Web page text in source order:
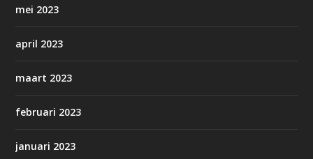
mei 2023
april 2023
maart 2023
februari 2023
januari 2023